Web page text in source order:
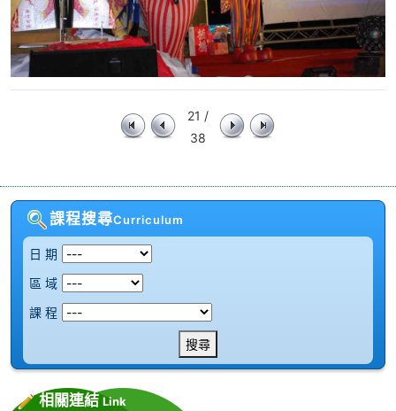
21 /
38
課程搜尋Curriculum
日 期
區 域
課 程
搜尋
相關連結Link